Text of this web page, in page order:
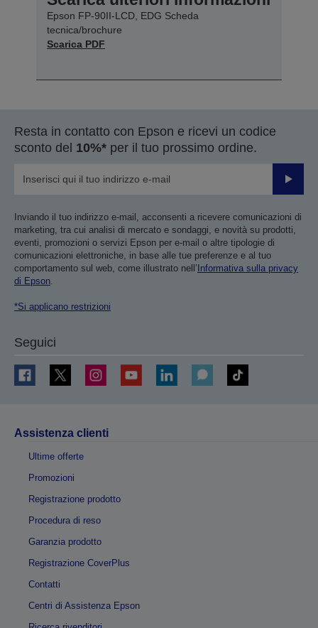
Epson FP-90II-LCD, EDG Scheda
tecnica/brochure
Scarica PDF
Resta in contatto con Epson e ricevi un codice
sconto del 10%* per il tuo prossimo ordine.
Invia
Inviando il tuo indirizzo e-mail, acconsenti a ricevere comunicazioni di
marketing, tra cui analisi di mercato e sondaggi, e novità su prodotti,
eventi, promozioni o servizi Epson per e-mail o altre tipologie di
comunicazioni elettroniche, in base alle tue preferenze e al tuo
comportamento sul web, come illustrato nell’ Informativa sulla privacy
di Epson
*Si applicano restrizioni
Seguici
Assistenza clienti
Ultime offerte
Promozioni
Registrazione prodotto
Procedura di reso
Garanzia prodotto
Registrazione CoverPlus
Contatti
Centri di Assistenza Epson